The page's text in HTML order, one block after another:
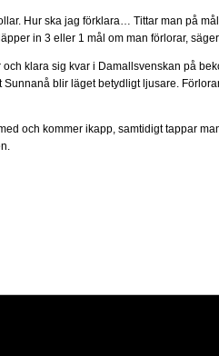
Hur ska jag förklara… Tittar man på
in 3 eller 1 mål om man förlorar,
klara sig kvar i Damallsvenskan på
blir läget betydligt ljusare.
och kommer ikapp, samtidigt tappar